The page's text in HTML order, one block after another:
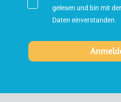
gelesen und bin mit
Daten einverstanden.